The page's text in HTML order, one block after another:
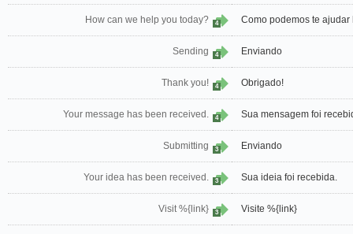
How can we help you today? 4 Como podemos te ajudar
Sending 4 Enviando
Thank you! 4 Obrigado!
Your message has been received. 4 Sua mensagem foi
Submitting 3 Enviando
Your idea has been received. 3 Sua ideia foi recebida.
Visit %{link} 3 Visite %{link}